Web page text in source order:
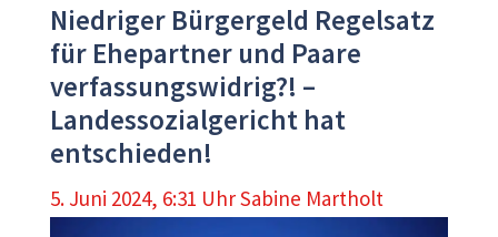
Niedriger Bürgergeld Regelsatz
für Ehepartner und Paare
verfassungswidrig?! –
Landessozialgericht hat
entschieden!
5. Juni 2024, 6:31 UhrSabine Martholt